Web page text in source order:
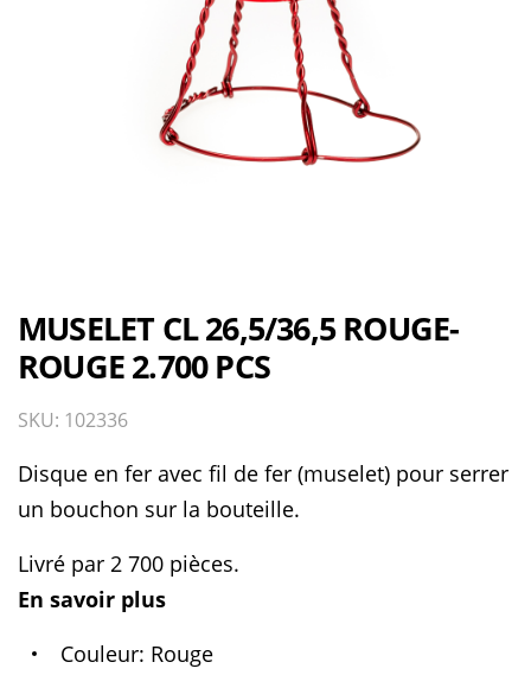
MUSELET CL 26,5/36,5 ROUGE-
ROUGE 2.700 PCS
SKU: 102336
Disque en fer avec fil de fer (muselet) pour serrer
un bouchon sur la bouteille.
Livré par 2 700 pièces.
En savoir plus
Couleur Rouge